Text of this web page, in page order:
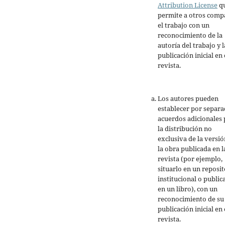
Attribution License
permite a otros
el trabajo con un
reconocimiento de la
autoría del trabajo y
publicación inicial en
revista.
Los autores pueden
establecer por
acuerdos adicionales
la distribución no
exclusiva de la
la obra publicada en
revista (por ejemplo,
situarlo en un
institucional o
en un libro), con un
reconocimiento de su
publicación inicial en
revista.